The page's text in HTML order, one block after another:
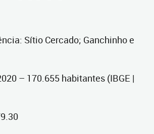
Sítio Cercado; Ganchinho e
– 170.655 habitantes (IBGE |